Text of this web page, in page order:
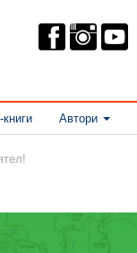
книги Автори